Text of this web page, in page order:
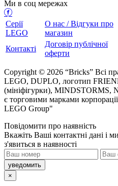
Ми в соц мережах
Серії
LEGO
О нас / Відгуки про
магазин
Контакті
Договір публічної
оферти
Copyright © 2026 “Bricks” Всі
LEGO, DUPLO, логотип
(мініфігурки), MINDSTORMS,
є торговими марками
LEGO Group"
Повідомити про наявність
кажіть Ваші контактні дані і
з'явиться в наявності
×